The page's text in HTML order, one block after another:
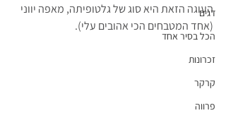
דגים
הכל בסיר אחד
זכרונות
קרקר
פרווה
העוגה הזאת היא סוג של גלטופיתה, מאפה יווני
(אחד המטבחים הכי אהובים עלי).